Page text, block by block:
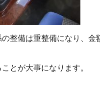
整備は重整備になり、金
とが大事になります。